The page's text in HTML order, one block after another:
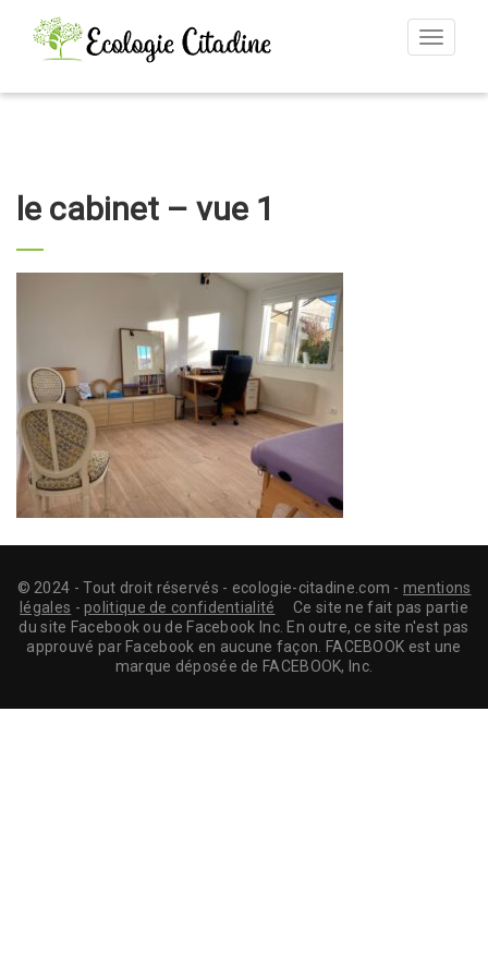
Toggle
le cabinet – vue 1
© 2024 - Tout droit réservés - ecologie-citadine.com -mentions
légales -politique de confidentialité Ce site ne fait pas partie
du site Facebook ou de Facebook Inc. En outre, ce site n'est pas
approuvé par Facebook en aucune façon. FACEBOOK est une
marque déposée de FACEBOOK, Inc.